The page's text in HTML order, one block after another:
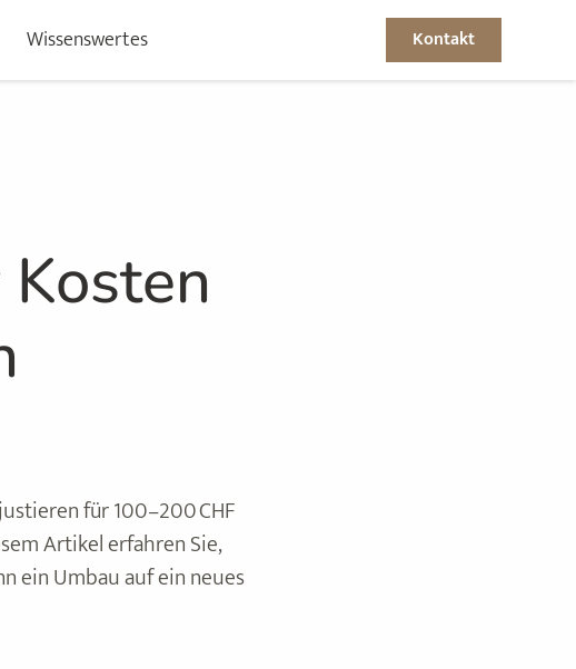
Wissenswertes Kontakt
für 100–200 CHF
Artikel erfahren Sie,
ein Umbau auf ein neues